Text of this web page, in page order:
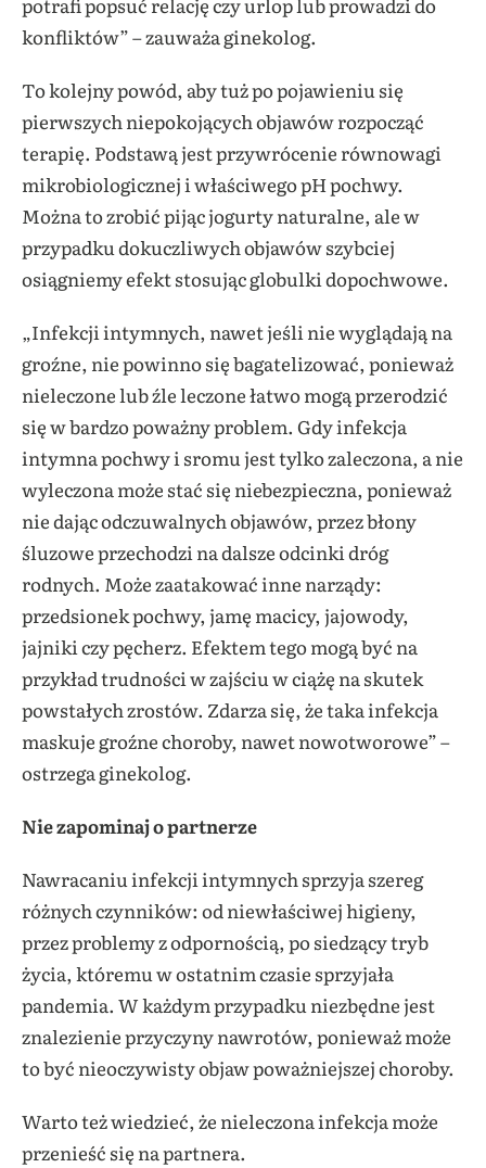
konfliktów” – zauważa ginekolog.
To kolejny powód, aby tuż po pojawieniu się
pierwszych niepokojących objawów rozpocząć
terapię. Podstawą jest przywrócenie równowagi
mikrobiologicznej i właściwego pH pochwy.
Można to zrobić pijąc jogurty naturalne, ale w
przypadku dokuczliwych objawów szybciej
osiągniemy efekt stosując globulki dopochwowe.
„Infekcji intymnych, nawet jeśli nie wyglądają na
groźne, nie powinno się bagatelizować, ponieważ
nieleczone lub źle leczone łatwo mogą przerodzić
się w bardzo poważny problem. Gdy infekcja
intymna pochwy i sromu jest tylko zaleczona, a nie
wyleczona może stać się niebezpieczna, ponieważ
nie dając odczuwalnych objawów, przez błony
śluzowe przechodzi na dalsze odcinki dróg
rodnych. Może zaatakować inne narządy:
przedsionek pochwy, jamę macicy, jajowody,
jajniki czy pęcherz. Efektem tego mogą być na
przykład trudności w zajściu w ciążę na skutek
powstałych zrostów. Zdarza się, że taka infekcja
maskuje groźne choroby, nawet nowotworowe” –
ostrzega ginekolog.
Nie zapominaj o partnerze
Nawracaniu infekcji intymnych sprzyja szereg
różnych czynników: od niewłaściwej higieny,
przez problemy z odpornością, po siedzący tryb
życia, któremu w ostatnim czasie sprzyjała
pandemia. W każdym przypadku niezbędne jest
znalezienie przyczyny nawrotów, ponieważ może
to być nieoczywisty objaw poważniejszej choroby.
Warto też wiedzieć, że nieleczona infekcja może
przenieść się na partnera.